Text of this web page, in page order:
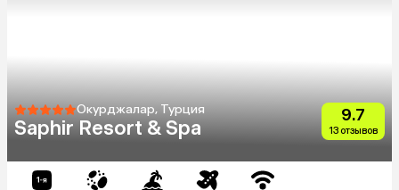
Окурджалар, Турция
Saphir Resort & Spa
9.7
13 отзывов